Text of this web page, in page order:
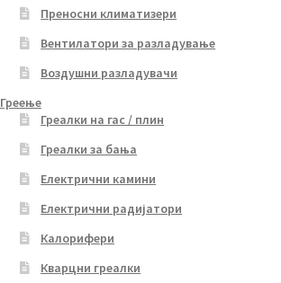
Преносни климатизери
Вентилатори за разладување
Воздушни разладувачи
Греење
Греалки на гас / плин
Греалки за бања
Електрични камини
Електрични радијатори
Калорифери
Кварцни греалки